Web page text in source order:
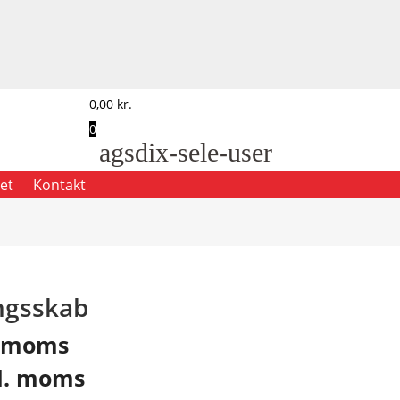
0,00 kr.
0
agsdix-sele-user
Kontakt
moms